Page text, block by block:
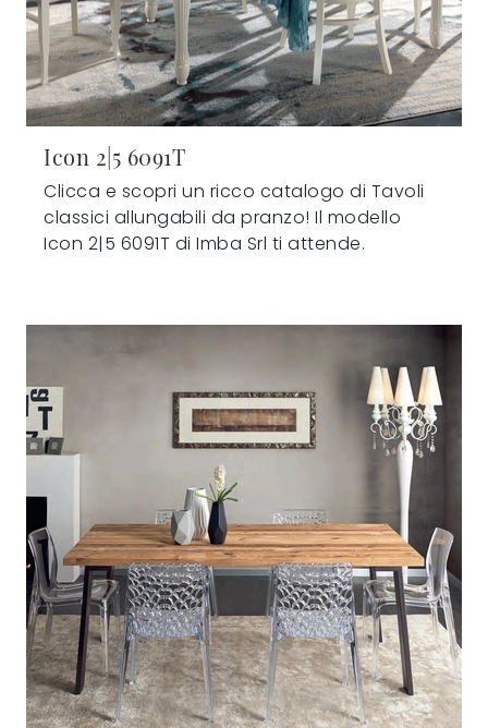
Icon 2|5 6091T
Clicca e scopri un ricco catalogo di Tavoli
classici allungabili da pranzo! Il modello
Icon 2|5 6091T di Imba Srl ti attende.